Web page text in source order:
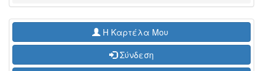
H Καρτέλα Μου
Σύνδεση